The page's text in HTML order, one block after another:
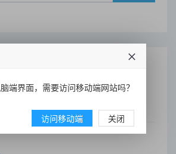
击排序 评论排序
评分排序
端界面，需要访问移动端网站吗？
访问移动端 关闭